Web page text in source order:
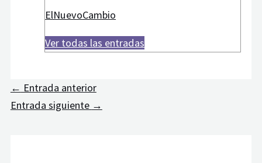
ElNuevoCambio
Ver todas las entradas
← Entrada anterior
Entrada siguiente →